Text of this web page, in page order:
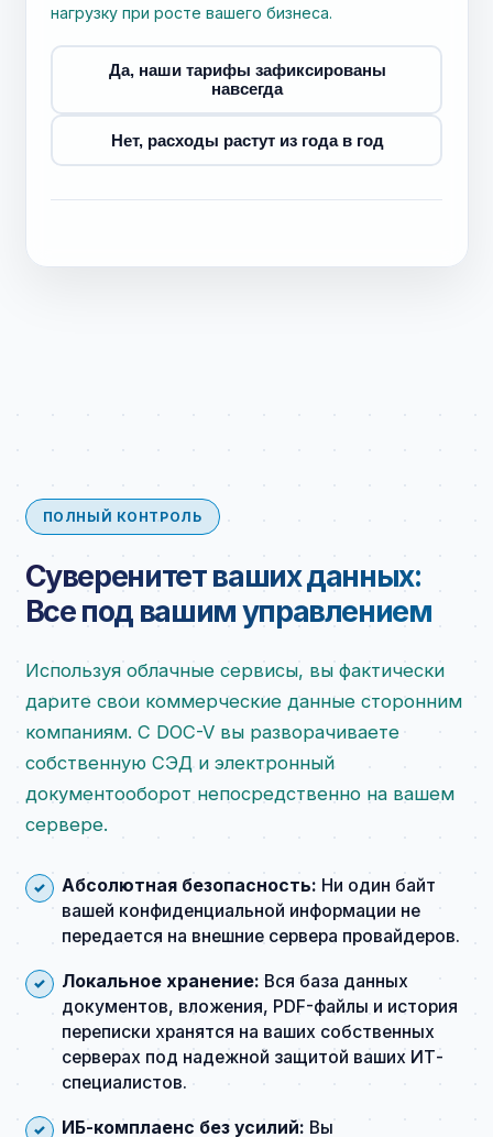
нагрузку при росте вашего бизнеса.
Да, наши тарифы зафиксированы
навсегда
Нет, расходы растут из года в год
ПОЛНЫЙ КОНТРОЛЬ
Суверенитет ваших данных:
Все под вашим управлением
Используя облачные сервисы, вы фактически
дарите свои коммерческие данные сторонним
компаниям. С DOC-V вы разворачиваете
собственную СЭД и электронный
документооборот непосредственно на вашем
сервере.
Абсолютная безопасность: Ни один байт
вашей конфиденциальной информации не
передается на внешние сервера провайдеров.
Локальное хранение: Вся база данных
документов, вложения, PDF-файлы и история
переписки хранятся на ваших собственных
серверах под надежной защитой ваших ИТ-
специалистов.
ИБ-комплаенс без усилий: Вы